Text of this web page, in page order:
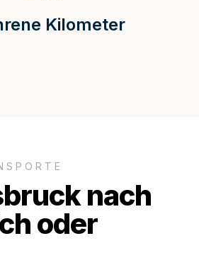
Kilometer
nach
oder